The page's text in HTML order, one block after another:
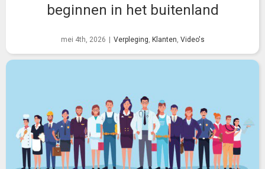
beginnen in het buitenland
mei 4th, 2026 Verpleging, Klanten, Video's